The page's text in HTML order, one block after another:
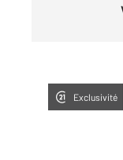
Exclusivité